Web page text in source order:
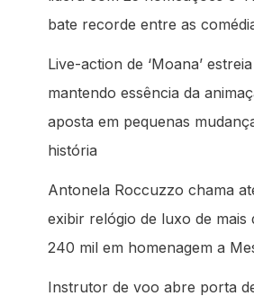
bate recorde entre as
Live-action de ‘Moana’ estreia
mantendo essência da
aposta em pequenas
história
Antonela Roccuzzo chama
exibir relógio de luxo de mais
240 mil em homenagem a
Instrutor de voo abre porta